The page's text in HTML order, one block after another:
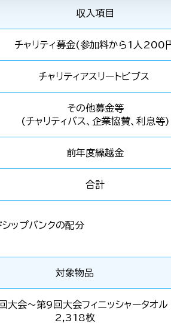
収入項目
チャリティ募金(参加料から1人200
チャリティアスリートビブス
その他募金等
(チャリティバス、企業協賛、利息等)
前年度繰越金
合計
ップバンクの配分
対象物品
大会～第9回大会フィニッシャータオル
2,318枚